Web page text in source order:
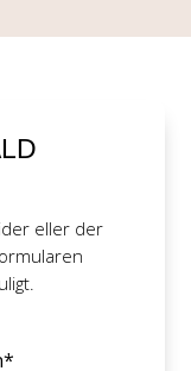
eller der